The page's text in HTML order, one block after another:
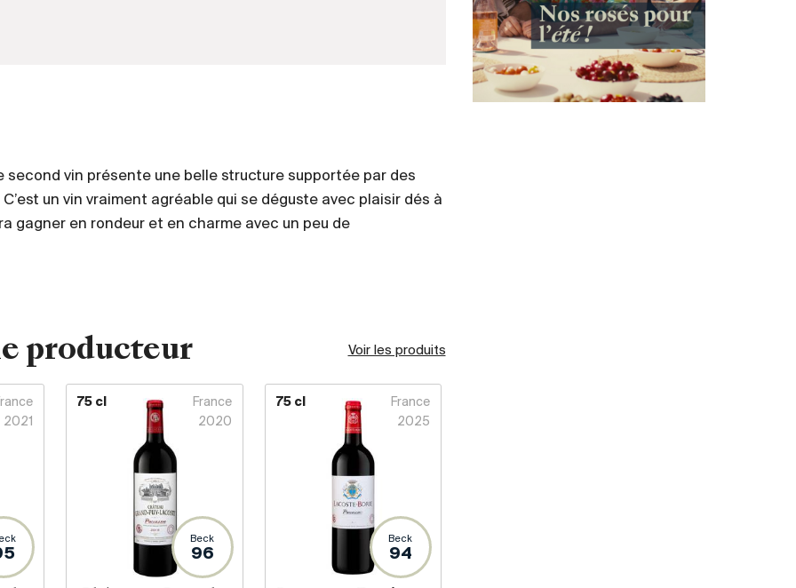
second vin présente une belle structure supportée par des
un vin vraiment agréable qui se déguste avec plaisir dés à
gagner en rondeur et en charme avec un peu de
producteur Voir les produits
2021
75 cl
France
2020
Beck
96
75 cl
France
2025
Beck
94